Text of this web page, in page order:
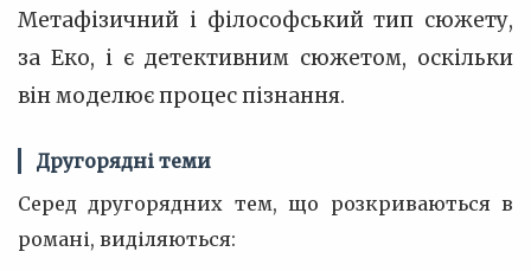
Метафізичний і філософський тип сюжету,
за Еко, і є детективним сюжетом, оскільки
він моделює процес пізнання.
Другорядні теми
Серед другорядних тем, що розкриваються в
романі, виділяються: